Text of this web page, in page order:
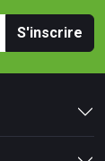
S'inscrire